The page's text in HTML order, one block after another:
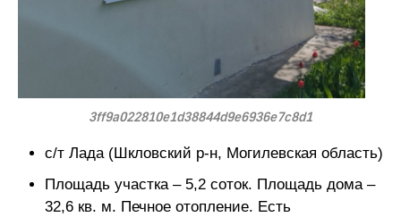
3ff9a022810e1d38844d9e6936e7c8d1
с/т Лада (Шкловский р-н, Могилевская область)
Площадь участка – 5,2 соток. Площадь дома –
32,6 кв. м. Печное отопление. Есть